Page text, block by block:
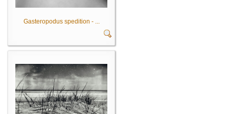
Gasteropodus spedition - ...